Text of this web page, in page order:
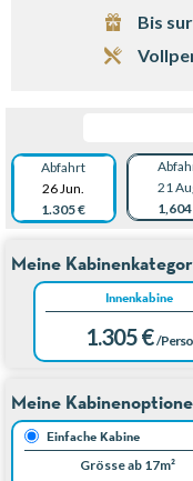
Bis
Abfahrt
26 Jun.
1.305 €
21
Meine
Innenkabine
1.305 € /
Meine
Einfache Kabine
Grösse ab 17m²